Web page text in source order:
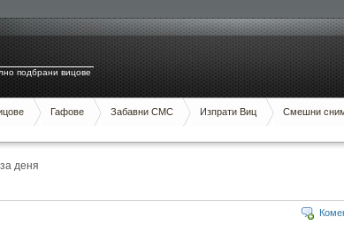
подбрани вицове
Гафове Забавни СМС Изпрати Виц Смешни
деня